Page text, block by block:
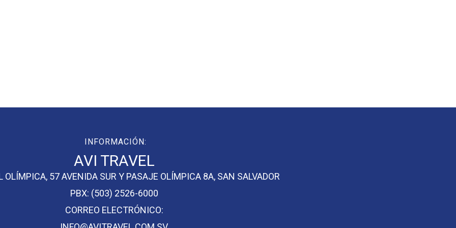
INFORMACIÓN:
AVI TRAVEL
OLÍMPICA, 57 AVENIDA SUR Y PASAJE OLÍMPICA 8A, SAN SALVADOR
PBX: (503) 2526-6000
CORREO ELECTRÓNICO: